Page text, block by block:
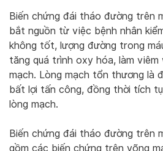
Biến chứng đái tháo đường trên
bắt nguồn từ việc bệnh nhân
không tốt, lượng đường trong
tăng quá trình oxy hóa, làm
mạch. Lòng mạch tổn thương là
bất lợi tấn công, đồng thời tích
lòng mạch.
Biến chứng đái tháo đường trên
gồm các biến chứng trên võng